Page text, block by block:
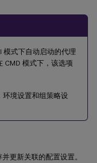
模式下自动启动的代理
CMD 模式下，该选项
环境设置和组策略设
更新关联的配置设置。